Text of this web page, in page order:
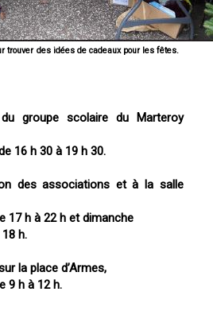
trouver des idées de cadeaux pour les fêtes.
groupe scolaire du Marteroy
16 h 30 à 19 h 30.
des associations et à la salle
17 h à 22 h et dimanche
h.
la place d’Armes,
9 h à 12 h.